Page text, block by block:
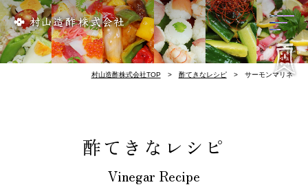
リンク集会社概要歴 史お酢づくり千鳥酢と南丹市料理屋様のレシピ酢てきなレシピ千鳥酢について
村山造酢株式会社TOP 酢てきなレシピ サーモンマリネ
酢てきなレシピ
Vinegar Recipe